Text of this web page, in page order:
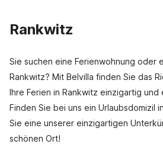
Rankwitz
Sie suchen eine Ferienwohnung oder
Rankwitz? Mit Belvilla finden Sie das
Ihre Ferien in Rankwitz einzigartig
Finden Sie bei uns ein Urlaubsdomizil
Sie eine unserer einzigartigen
schönen Ort!